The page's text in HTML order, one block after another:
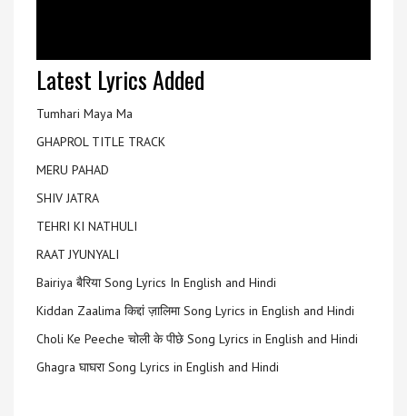
Latest Lyrics Added
Tumhari Maya Ma
GHAPROL TITLE TRACK
MERU PAHAD
SHIV JATRA
TEHRI KI NATHULI
RAAT JYUNYALI
Bairiya बैरिया Song Lyrics In English and Hindi
Kiddan Zaalima किद्दां ज़ालिमा Song Lyrics in English and Hindi
Choli Ke Peeche चोली के पीछे Song Lyrics in English and Hindi
Ghagra घाघरा Song Lyrics in English and Hindi